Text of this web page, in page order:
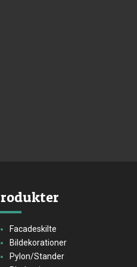
Facadeskilte
Bildekorationer
Pylon/Stander